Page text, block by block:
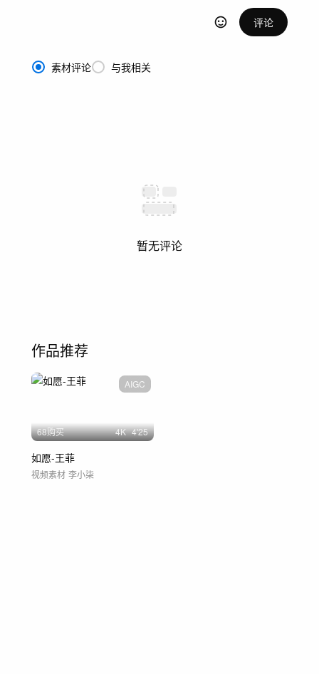
评论
素材评论 与我相关
暂无评论
作品推荐
AIGC
68购买 4K 4'25
如愿-王菲
视频素材 李小柒